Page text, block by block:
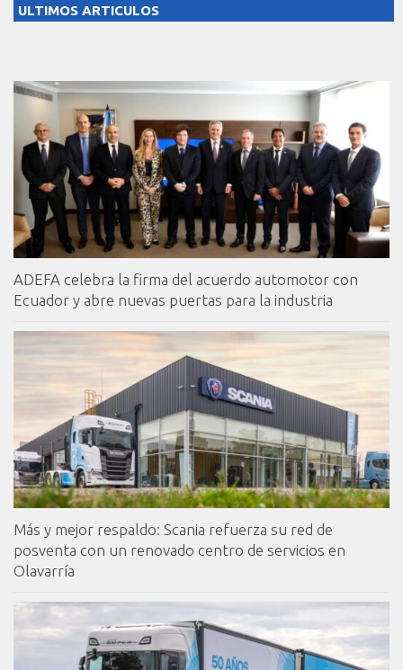
ULTIMOS ARTICULOS
ADEFA celebra la firma del acuerdo automotor con
Ecuador y abre nuevas puertas para la industria
Más y mejor respaldo: Scania refuerza su red de
posventa con un renovado centro de servicios en
Olavarría